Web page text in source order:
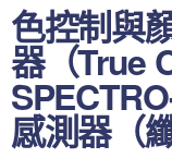
色控制與
器（True
感測器（